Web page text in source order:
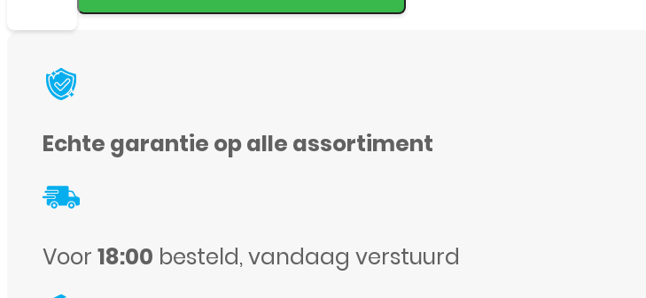
met
Flex
Echte garantie op alle assortiment
Voor 18:00 besteld, vandaag verstuurd